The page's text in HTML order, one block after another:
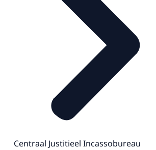
Centraal Justitieel Incassobureau